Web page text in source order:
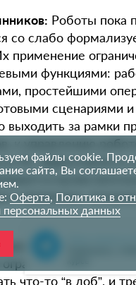
Роботы пока
со слабо
применение
функциями:
простейшими
сценариями и
выходить за рамки
к управлению
AI, эффективность
и временем,
робот сам по себе
в
что-то “в лоб”, и
файлы cookie.
сайта, Вы
Оферта, Политика в
персональных данных